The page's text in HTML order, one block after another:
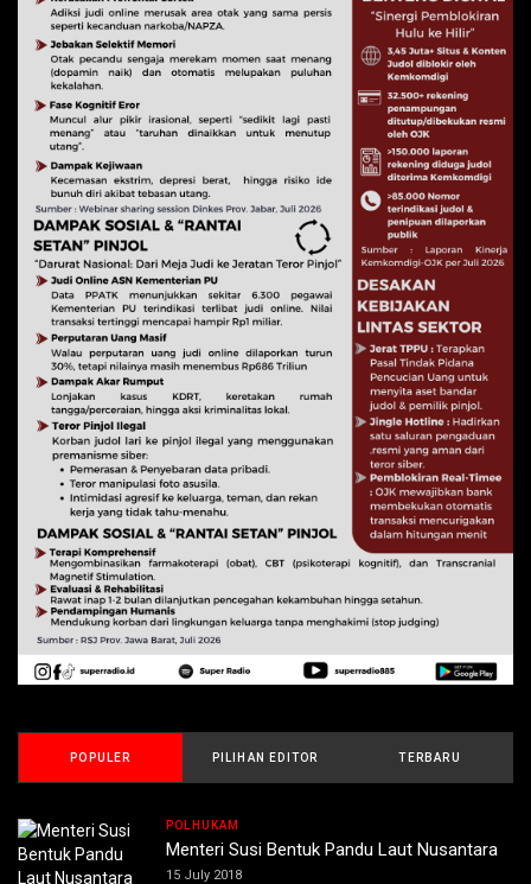
POPULER PILIHAN EDITOR TERBARU
POLHUKAM
Menteri Susi Bentuk Pandu Laut Nusantara
15 July 2018